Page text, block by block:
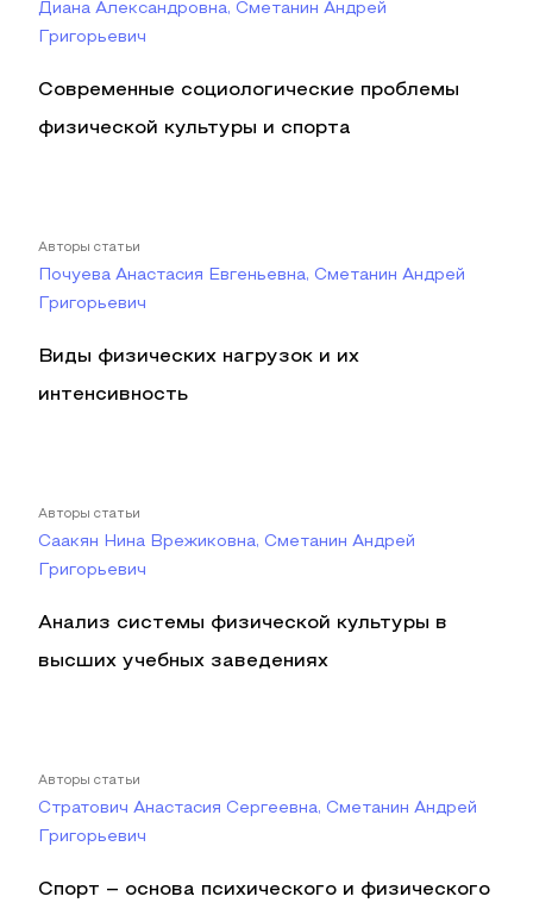
Диана Александровна, Сметанин Андрей
Григорьевич
Современные социологические проблемы
физической культуры и спорта
Авторы статьи
Почуева Анастасия Евгеньевна, Сметанин Андрей
Григорьевич
Виды физических нагрузок и их
интенсивность
Авторы статьи
Саакян Нина Врежиковна, Сметанин Андрей
Григорьевич
Анализ системы физической культуры в
высших учебных заведениях
Авторы статьи
Стратович Анастасия Сергеевна, Сметанин Андрей
Григорьевич
Спорт – основа психического и физического